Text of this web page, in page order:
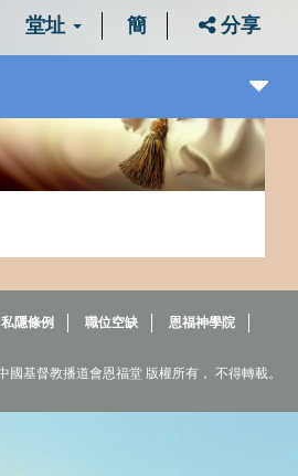
堂址 簡 分享
私隱條例 職位空缺
恩福神學院
國基督教播道會恩福堂 版權所有， 不得轉載。